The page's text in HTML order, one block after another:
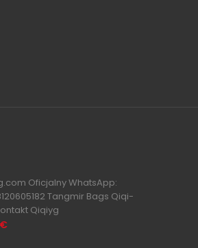
Oficjalny WhatsApp:
Tangmir Bags Qiqi-
Qiqiyg